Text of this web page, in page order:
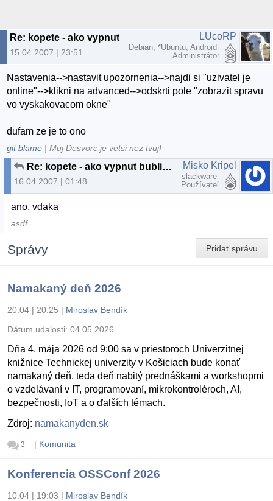
15.04.2007 | 23:51
LUcoRP
Debian, *Ubuntu, Android
Administrátor
Nastavenia-->nastavit upozornenia-->najdi si "uzivatel je
online"-->klikni na advanced-->odskrti pole "zobrazit spravu
vo vyskakovacom okne"
dufam ze je to ono
git blame | Muj Desvorc je vetsi nez tvuj!
Re: kopete - ako vypnut bublinu pripojeny/nepripojeny
16.04.2007 | 01:48
Misko Kripel
slackware
Používateľ
ano, vdaka
asdf
Pridať správu
Správy
Namakaný deň 2026
20.04 | 20:25 | Miroslav Bendík
Dátum udalosti: 04.05.2026
Dňa 4. mája 2026 od 9:00 sa v priestoroch Univerzitnej
knižnice Technickej univerzity v Košiciach bude konať
namakaný deň, teda deň nabitý prednáškami a workshopmi
o vzdelávaní v IT, programovaní, mikrokontroléroch, AI,
bezpečnosti, IoT a o ďalších témach.
Zdroj: namakanyden.sk
3 | Komunita
Konferencia OSSConf 2026
10.04 | 19:03 | Miroslav Bendík